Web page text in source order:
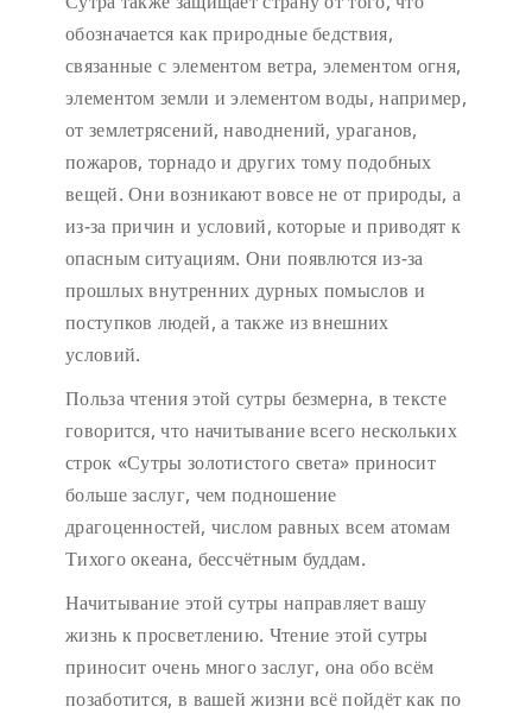
обозначается как природные бедствия,
связанные с элементом ветра, элементом огня,
элементом земли и элементом воды, например,
от землетрясений, наводнений, ураганов,
пожаров, торнадо и других тому подобных
вещей. Они возникают вовсе не от природы, а
из-за причин и условий, которые и приводят к
опасным ситуациям. Они появлются из-за
прошлых внутренних дурных помыслов и
поступков людей, а также из внешних
условий.
Польза чтения этой сутры безмерна, в тексте
говорится, что начитывание всего нескольких
строк «Сутры золотистого света» приносит
больше заслуг, чем подношение
драгоценностей, числом равных всем атомам
Тихого океана, бессчётным буддам.
Начитывание этой сутры направляет вашу
жизнь к просветлению. Чтение этой сутры
приносит очень много заслуг, она обо всём
позаботится, в вашей жизни всё пойдёт как по